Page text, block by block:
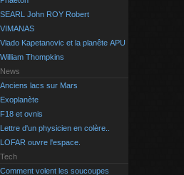
SEARL John ROY Robert
VIMANAS
Vlado Kapetanovic et la planête APU
William Thompkins
News
Anciens lacs sur Mars
Exoplanète
F18 et ovnis
Lettre d'un physicien en colère..
LOFAR ouvre l'espace.
Tech
Comment volent les soucoupes